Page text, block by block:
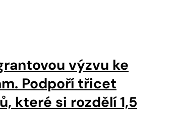
výzvu ke
Podpoří třicet
které si rozdělí 1,5